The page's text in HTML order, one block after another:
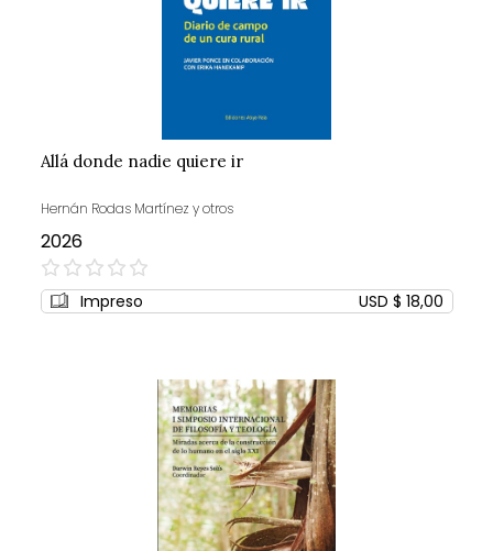
Allá donde nadie quiere ir
Hernán Rodas Martínez y otros
2026
0%
Impreso USD $ 18,00